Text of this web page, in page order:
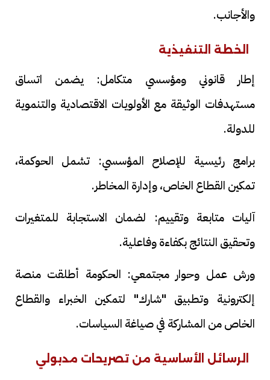
والأجانب.
الخطة التنفيذية
إطار قانوني ومؤسسي متكامل: يضمن اتساق
مستهدفات الوثيقة مع الأولويات الاقتصادية والتنموية
للدولة.
برامج رئيسية للإصلاح المؤسسي: تشمل الحوكمة،
تمكين القطاع الخاص، وإدارة المخاطر.
آليات متابعة وتقييم: لضمان الاستجابة للمتغيرات
وتحقيق النتائج بكفاءة وفاعلية.
ورش عمل وحوار مجتمعي: الحكومة أطلقت منصة
إلكترونية وتطبيق "شارك" لتمكين الخبراء والقطاع
الخاص من المشاركة في صياغة السياسات.
الرسائل الأساسية من تصريحات مدبولي